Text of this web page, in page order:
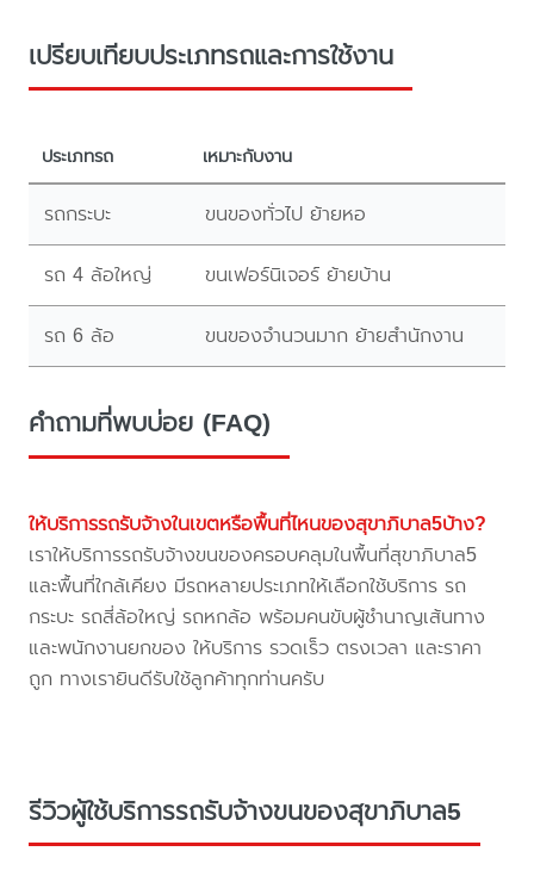
เปรียบเทียบประเภทรถและการใช้งาน
ประเภทรถ เหมาะกับงาน
รถกระบะ ขนของทั่วไป ย้ายหอ
รถ 4 ล้อใหญ่ ขนเฟอร์นิเจอร์ ย้ายบ้าน
รถ 6 ล้อ ขนของจำนวนมาก ย้ายสำนักงาน
คำถามที่พบบ่อย (FAQ)
ให้บริการรถรับจ้างในเขตหรือพื้นที่ไหนของสุขาภิบาล5บ้าง?
เราให้บริการรถรับจ้างขนของครอบคลุมในพื้นที่สุขาภิบาล5
และพื้นที่ใกล้เคียง มีรถหลายประเภทให้เลือกใช้บริการ รถ
กระบะ รถสี่ล้อใหญ่ รถหกล้อ พร้อมคนขับผู้ชำนาญเส้นทาง
และพนักงานยกของ ให้บริการ รวดเร็ว ตรงเวลา และราคา
ถูก ทางเรายินดีรับใช้ลูกค้าทุกท่านครับ
รีวิวผู้ใช้บริการรถรับจ้างขนของสุขาภิบาล5